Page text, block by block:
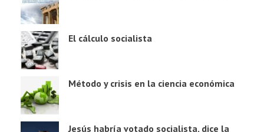
El cálculo socialista
Método y crisis en la ciencia económica
Jesús habría votado socialista, dice la